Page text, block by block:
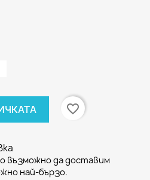
favorite_border
възможно да доставим
най-бързо.